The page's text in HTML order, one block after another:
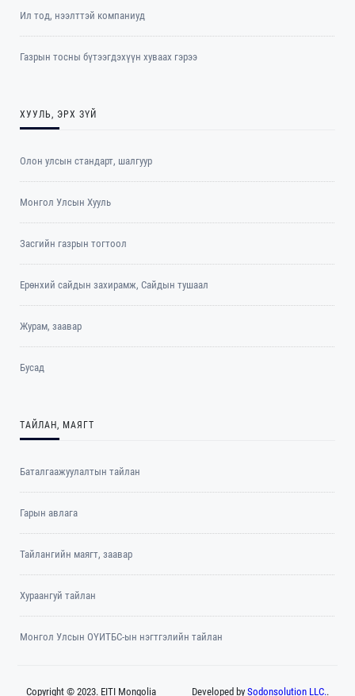
Ил тод, нээлттэй компаниуд
Газрын тосны бүтээгдэхүүн хуваах гэрээ
ХУУЛЬ, ЭРХ ЗҮЙ
Олон улсын стандарт, шалгуур
Монгол Улсын Хууль
Засгийн газрын тогтоол
Ерөнхий сайдын захирамж, Сайдын тушаал
Журам, заавар
Бусад
ТАЙЛАН, МАЯГТ
Баталгаажуулалтын тайлан
Гарын авлага
Тайлангийн маягт, заавар
Хураангуй тайлан
Монгол Улсын ОҮИТБС-ын нэгтгэлийн тайлан
Copyright © 2023. EITI Mongolia Developed bySodonsolution LLC..